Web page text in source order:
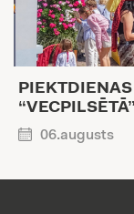
“VECPILSĒTĀ”
06.augusts